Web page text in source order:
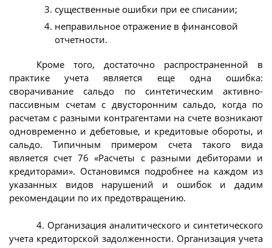
существенные ошибки при ее списании;
неправильное отражение в финансовой
отчетности.
Кроме того, достаточно распространенной в
практике учета является еще одна ошибка:
сворачивание сальдо по синтетическим активно-
пассивным счетам с двусторонним сальдо, когда по
расчетам с разными контрагентами на счете возникают
одновременно и дебетовые, и кредитовые обороты, и
сальдо. Типичным примером счета такого вида
является счет 76 «Расчеты с разными дебиторами и
кредиторами». Остановимся подробнее на каждом из
указанных видов нарушений и ошибок и дадим
рекомендации по их предотвращению.
4. Организация аналитического и синтетического
учета кредиторской задолженности. Организация учета